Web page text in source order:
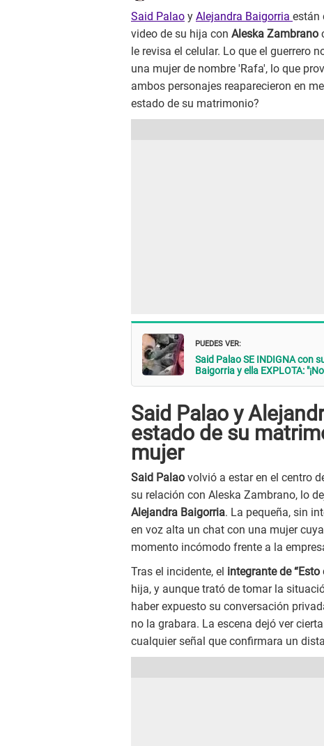
Said Palao y Alejandra Baigorria están
video de su hija con Aleska Zambrano
le revisa el celular. Lo que el guerrero
una mujer de nombre 'Rafa', lo que
ambos personajes reaparecieron en
estado de su matrimonio?
PUEDES VER:
Said Palao SE INDIGNA con
Baigorria y ella EXPLOTA:
Said Palao y
estado de su
mujer
Said Palao volvió a estar en el centro
su relación con Aleska Zambrano, lo
Alejandra Baigorria. La pequeña, sin
en voz alta un chat con una mujer
momento incómodo frente a la
Tras el incidente, el integrante de “Esto
hija, y aunque trató de tomar la
haber expuesto su conversación
no la grabara. La escena dejó ver
cualquier señal que confirmara un